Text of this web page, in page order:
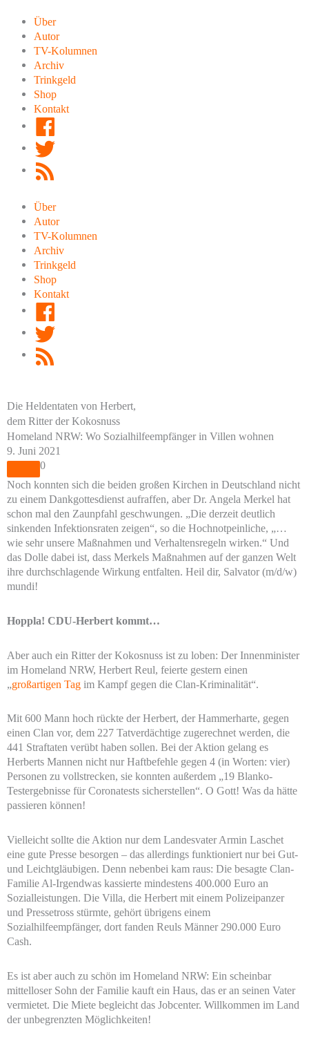
Inhalt
springen
Über
Autor
TV-Kolumnen
Archiv
Trinkgeld
Shop
Kontakt
Über
Autor
TV-Kolumnen
Archiv
Trinkgeld
Shop
Kontakt
Die Heldentaten von Herbert,
dem Ritter der Kokosnuss
Homeland NRW: Wo Sozialhilfeempfänger in Villen wohnen
9. Juni 2021
0
Noch konnten sich die beiden großen Kirchen in Deutschland nicht
zu einem Dankgottesdienst aufraffen, aber Dr. Angela Merkel hat
schon mal den Zaunpfahl geschwungen. „Die derzeit deutlich
sinkenden Infektionsraten zeigen“, so die Hochnotpeinliche, „…
wie sehr unsere Maßnahmen und Verhaltensregeln wirken.“ Und
das Dolle dabei ist, dass Merkels Maßnahmen auf der ganzen Welt
ihre durchschlagende Wirkung entfalten. Heil dir, Salvator (m/d/w)
mundi!
Hoppla! CDU-Herbert kommt…
Aber auch ein Ritter der Kokosnuss ist zu loben: Der Innenminister
im Homeland NRW, Herbert Reul, feierte gestern einen
„großartigen Tag im Kampf gegen die Clan-Kriminalität“.
Mit 600 Mann hoch rückte der Herbert, der Hammerharte, gegen
einen Clan vor, dem 227 Tatverdächtige zugerechnet werden, die
441 Straftaten verübt haben sollen. Bei der Aktion gelang es
Herberts Mannen nicht nur Haftbefehle gegen 4 (in Worten: vier)
Personen zu vollstrecken, sie konnten außerdem „19 Blanko-
Testergebnisse für Coronatests sicherstellen“. O Gott! Was da hätte
passieren können!
Vielleicht sollte die Aktion nur dem Landesvater Armin Laschet
eine gute Presse besorgen – das allerdings funktioniert nur bei Gut-
und Leichtgläubigen. Denn nebenbei kam raus: Die besagte Clan-
Familie Al-Irgendwas kassierte mindestens 400.000 Euro an
Sozialleistungen. Die Villa, die Herbert mit einem Polizeipanzer
und Pressetross stürmte, gehört übrigens einem
Sozialhilfeempfänger, dort fanden Reuls Männer 290.000 Euro
Cash.
Es ist aber auch zu schön im Homeland NRW: Ein scheinbar
mittelloser Sohn der Familie kauft ein Haus, das er an seinen Vater
vermietet. Die Miete begleicht das Jobcenter. Willkommen im Land
der unbegrenzten Möglichkeiten!